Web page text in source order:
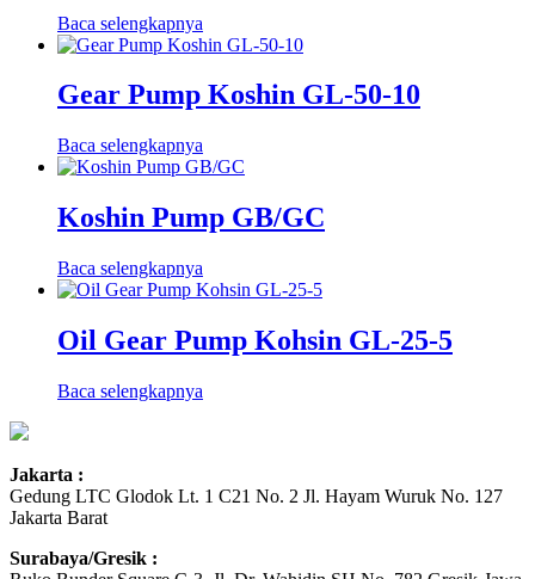
Baca selengkapnya
Gear Pump Koshin GL-50-10
Baca selengkapnya
Koshin Pump GB/GC
Baca selengkapnya
Oil Gear Pump Kohsin GL-25-5
Baca selengkapnya
Jakarta :
Gedung LTC Glodok Lt. 1 C21 No. 2 Jl. Hayam Wuruk No. 127
Jakarta Barat
Surabaya/Gresik :